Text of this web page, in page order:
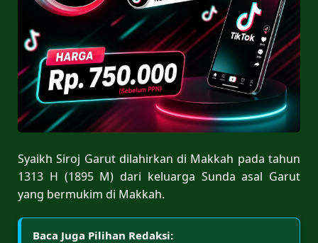
Syaikh Siroj Garut dilahirkan di Makkah pada tahun
1313 H (1895 M) dari keluarga Sunda asal Garut
yang bermukim di Makkah.
Baca Juga Pilihan Redaksi: